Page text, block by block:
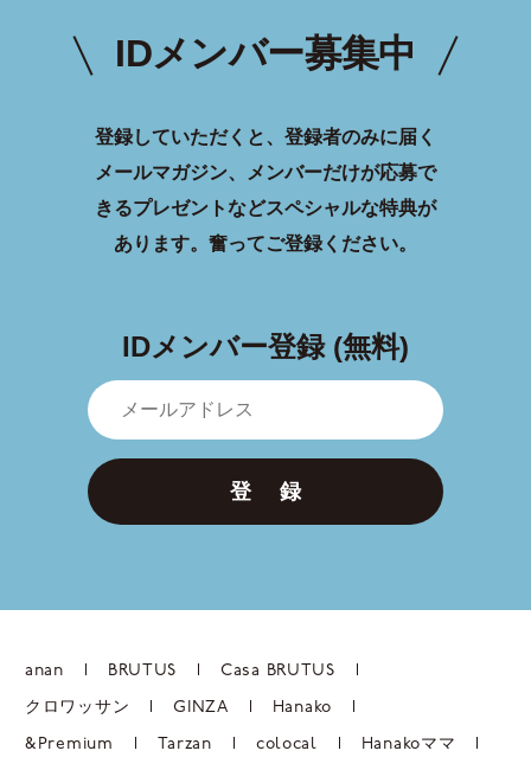
IDメンバー募集中
登録していただくと、登録者のみに届く
メールマガジン、メンバーだけが応募で
きるプレゼントなどスペシャルな特典が
あります。 奮ってご登録ください。
IDメンバー登録 (無料)
登 録
anan BRUTUS Casa BRUTUS
クロワッサン GINZA Hanako
&Premium Tarzan colocal Hanakoママ